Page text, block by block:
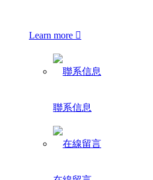
Learn more 
聯系信息